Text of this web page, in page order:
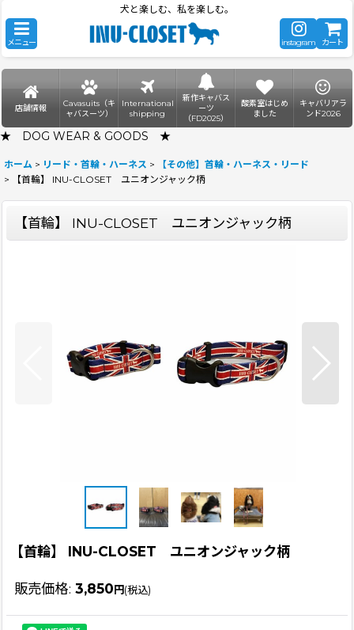
犬と楽しむ、私を楽しむ。
メニュー instagram カート
店舗情報
Cavasuits（キ
ャバスーツ）
International
shipping
新作キャバス
ーツ
（FD2025）
酸素室はじめ
ました
キャバリアラ
ンド2026
★ DOG WEAR & GOODS ★
ホーム > リード・首輪・ハーネス >
【その他】首輪・ハーネス・リード
>
【首輪】 INU-CLOSET ユニオンジャック柄
【首輪】 INU-CLOSET ユニオンジャック柄
【首輪】 INU-CLOSET ユニオンジャック柄
販売価格: 3,850円(税込)